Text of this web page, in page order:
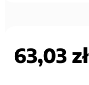
63,03 zł